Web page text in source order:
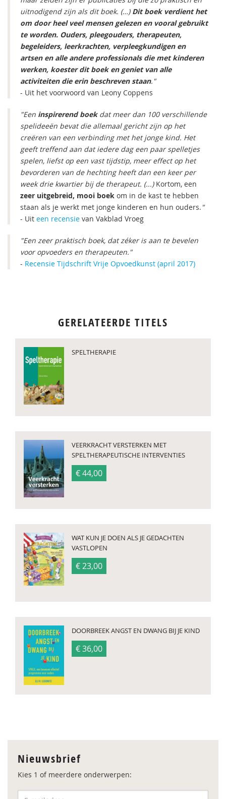
uitnodigend zijn als dit boek. (…) Dit boek verdient het
om door heel veel mensen gelezen en vooral gebruikt
te worden. Ouders, pleegouders, therapeuten,
begeleiders, leerkrachten, verpleegkundigen en
artsen en alle andere professionals die met kinderen
werken, koester dit boek en geniet van alle
activiteiten die erin beschreven staan."
- Uit het voorwoord van Leony Coppens
"Een inspirerend boekdat meer dan 100 verschillende
spelideeën bevat die allemaal gericht zijn op het
creëren van een verbinding met het jonge kind. Het
geeft treffend aan dat iedere dag een paar spelletjes
spelen, liefst op een vast tijdstip, meer effect op het
bevorderen van de hechting heeft dan een keer per
week drie kwartier bij de therapeut. (...) Kortom, een
zeer uitgebreid, mooi boek om in de kast te hebben
staan als je werkt met jonge kinderen en hun ouders. "
- Uit een recensie van Vakblad Vroeg
"Een zeer praktisch boek, dat zéker is aan te bevelen
voor opvoeders en therapeuten."
- Recensie Tijdschrift Vrije Opvoedkunst (april 2017)
GERELATEERDE TITELS
SPELTHERAPIE
VEERKRACHT VERSTERKEN MET
SPELTHERAPEUTISCHE INTERVENTIES
€ 44,00
WAT KUN JE DOEN ALS JE GEDACHTEN
VASTLOPEN
€ 23,00
DOORBREEK ANGST EN DWANG BIJ JE KIND
€ 36,00
Nieuwsbrief
Kies 1 of meerdere onderwerpen: